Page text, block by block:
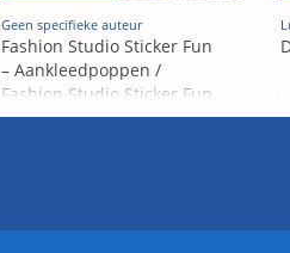
Geen specifieke auteur
Fashion Studio Sticker Fun
– Aankleedpoppen /
Fashion Studio Sticker Fun
– Poupées Á habiller